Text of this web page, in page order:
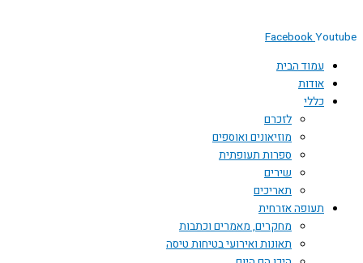
FacebookYoutube
עמוד הבית
אודות
כללי
לזכרם
מוזיאונים ואוספים
ספרות תעופתית
שירים
תאריכים
תעופה אזרחית
מחקרים, מאמרים וכתבות
תאונות ואירועי בטיחות טיסה